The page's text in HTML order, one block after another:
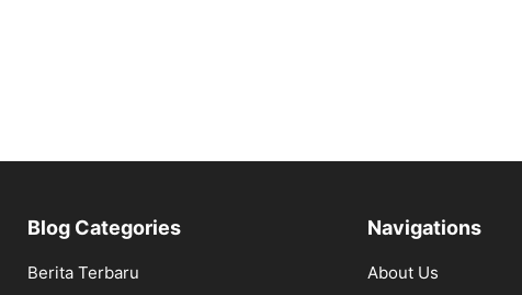
Blog Categories
Berita Terbaru
Navigations
About Us